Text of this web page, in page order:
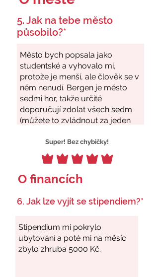
5. Jak na tebe město
působilo?*
Super! Bez chybičky!
O financích
6. Jak lze vyjít se stipendiem?*